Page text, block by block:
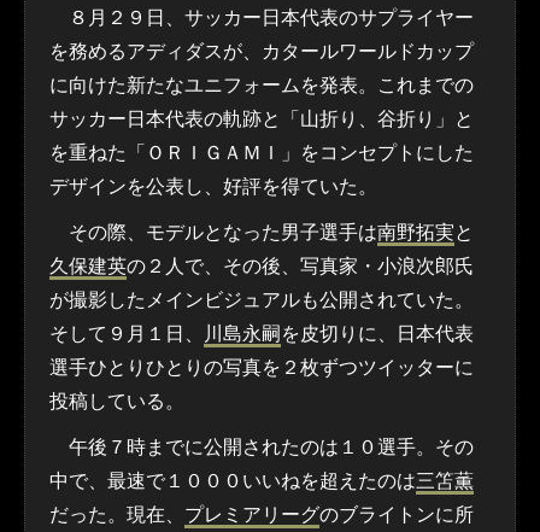
８月２９日、サッカー日本代表のサプライヤー
を務めるアディダスが、カタールワールドカップ
に向けた新たなユニフォームを発表。これまでの
サッカー日本代表の軌跡と「山折り、谷折り」と
を重ねた「ＯＲＩＧＡＭＩ」をコンセプトにした
デザインを公表し、好評を得ていた。
その際、モデルとなった男子選手は南野拓実と
久保建英の２人で、その後、写真家・小浪次郎氏
が撮影したメインビジュアルも公開されていた。
そして９月１日、
川島永嗣 を皮切りに、日本代表
選手ひとりひとりの写真を２枚ずつツイッターに
投稿している。
午後７時までに公開されたのは１０選手。その
中で、最速で１０００いいねを超えたのは三笘薫
だった。現在、 プレミアリーグのブライトンに所